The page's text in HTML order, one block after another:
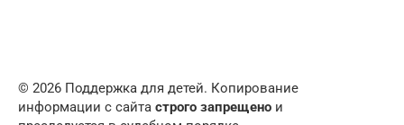
© 2026 Поддержка для детей. Копирование
информации с сайта строго запрещено и